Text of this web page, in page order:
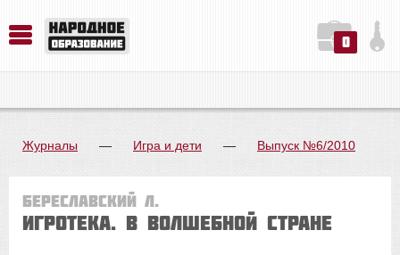
0
Журналы — Игра и дети — Выпуск №6/2010
Береславский Л.
Игротека. В волшебной стране